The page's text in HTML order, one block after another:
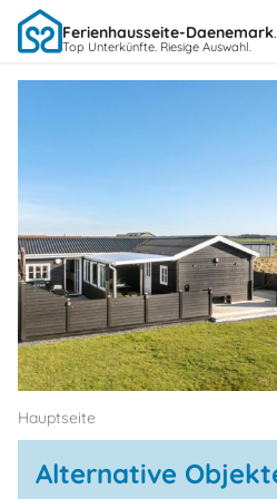
Ferienhausseite-Daenemark
Top Unterkünfte. Riesige Auswahl.
Hauptseite
Alternative